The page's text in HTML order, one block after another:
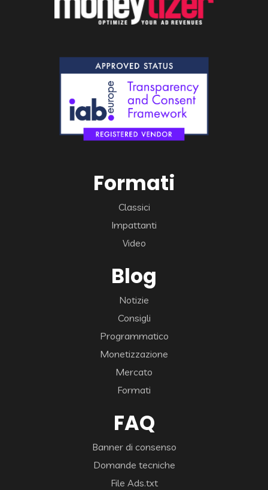
Formati
Classici
Impattanti
Video
Blog
Notizie
Consigli
Programmatico
Monetizzazione
Mercato
Formati
FAQ
Banner di consenso
Domande tecniche
File Ads.txt